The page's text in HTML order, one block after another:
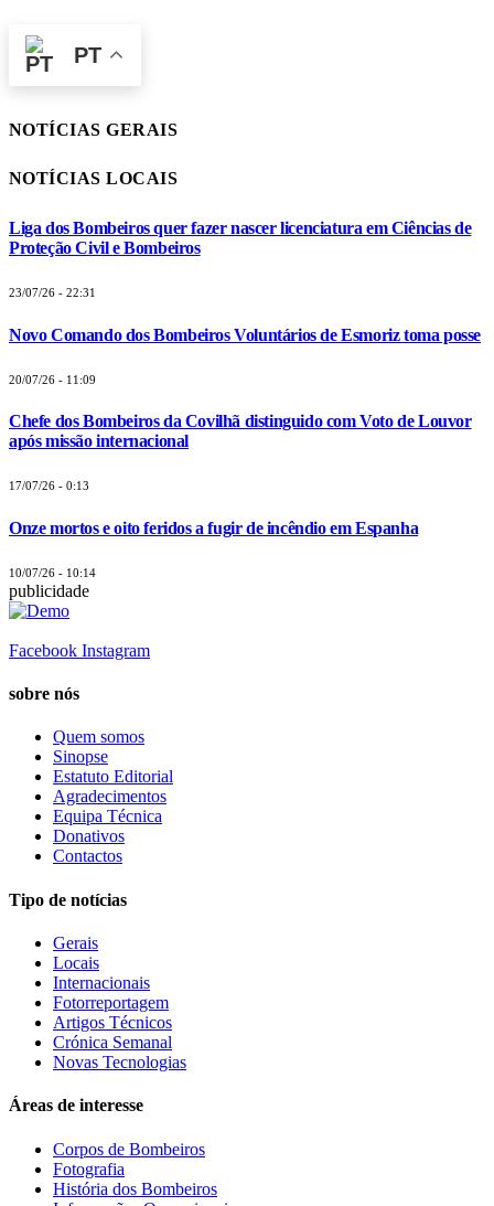
PT
NOTÍCIAS GERAIS
NOTÍCIAS LOCAIS
Liga dos Bombeiros quer fazer nascer licenciatura em Ciências de
Proteção Civil e Bombeiros
23/07/26 - 22:31
Novo Comando dos Bombeiros Voluntários de Esmoriz toma posse
20/07/26 - 11:09
Chefe dos Bombeiros da Covilhã distinguido com Voto de Louvor
após missão internacional
17/07/26 - 0:13
Onze mortos e oito feridos a fugir de incêndio em Espanha
10/07/26 - 10:14
publicidade
Facebook Instagram
sobre nós
Quem somos
Sinopse
Estatuto Editorial
Agradecimentos
Equipa Técnica
Donativos
Contactos
Tipo de notícias
Gerais
Locais
Internacionais
Fotorreportagem
Artigos Técnicos
Crónica Semanal
Novas Tecnologias
Áreas de interesse
Corpos de Bombeiros
Fotografia
História dos Bombeiros